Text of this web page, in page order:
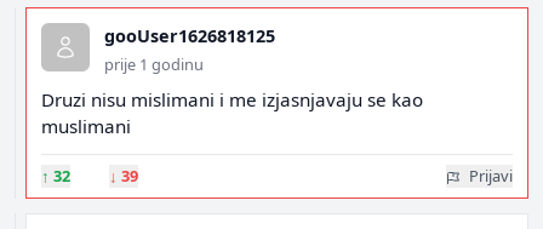
gooUser1626818125
prije 1 godinu
Druzi nisu mislimani i me izjasnjavaju se kao
muslimani
↑ 32 ↓ 39 Prijavi